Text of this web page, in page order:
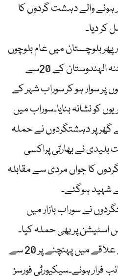
ہونے والے دہشت گردوں کا
پھر بلوچستان میں عام بلوچوں
پر حملہ کر دیا، آج شام کو فتنہ الہندوستان کے 20سے
پر سوار ہو کر سوراب شہر کے
کو نشانہ بنایا۔سوراب میں
گھر پر دہشتگردوں نے حملہ
بلیدی نے بھارتی پراکسی
کا جواں مردی سے مقابلہ
شہید ہوگئے۔
نے سوراب بازار میں
اسٹیشن پر بھی حملہ کیا۔
ایف سی پولیس اور لیویز کے علاقے میں پہنچنے پر 20 سے
فرار ہوئے۔سیکیورٹی فورسز